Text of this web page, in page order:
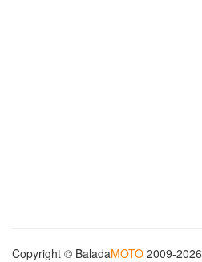
Copyright © BaladaMOTO 2009-2026